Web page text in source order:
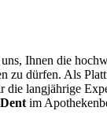
Ihnen die
zu dürfen. Als
die langjährige
im